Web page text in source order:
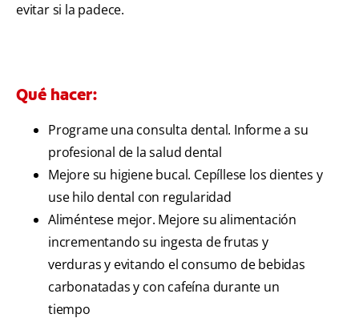
evitar si la padece.
Qué hacer:
Programe una consulta dental. Informe a su
profesional de la salud dental
Mejore su higiene bucal. Cepíllese los dientes y
use hilo dental con regularidad
Aliméntese mejor. Mejore su alimentación
incrementando su ingesta de frutas y
verduras y evitando el consumo de bebidas
carbonatadas y con cafeína durante un
tiempo